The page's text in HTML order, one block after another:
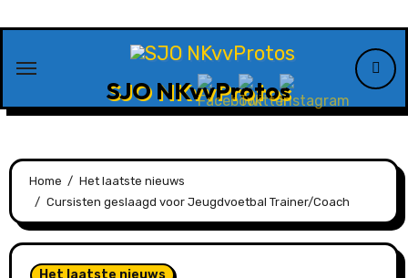
SJO NKvvProtos
Home
Het laatste nieuws
Cursisten geslaagd voor Jeugdvoetbal Trainer/Coach